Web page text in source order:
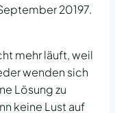
20197.
mehr läuft, weil
wenden sich
Lösung zu
keine Lust auf